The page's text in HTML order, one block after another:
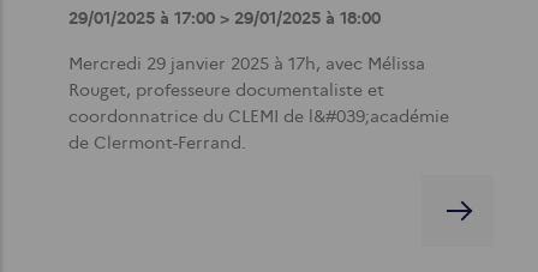
29/01/2025 à 17:00 > 29/01/2025 à 18:00
Mercredi 29 janvier 2025 à 17h, avec Mélissa
Rouget, professeure documentaliste et
coordonnatrice du CLEMI de l&#039;académie
de Clermont-Ferrand.